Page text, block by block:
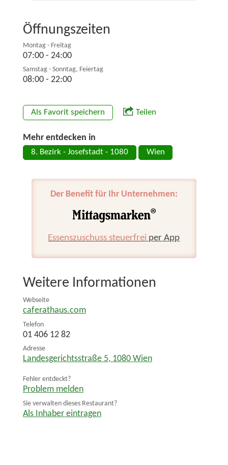
Öffnungszeiten
Montag - Freitag
07:00 - 24:00
Samstag - Sonntag, Feiertag
08:00 - 22:00
Als Favorit speichern Teilen
Mehr entdecken in
8. Bezirk - Josefstadt - 1080 Wien
Der Benefit für Ihr Unternehmen:
Essenszuschuss steuerfrei per App
Weitere Informationen
Webseite
caferathaus.com
Telefon
01 406 12 82
Adresse
Landesgerichtsstraße 5, 1080 Wien
Fehler entdeckt?
Problem melden
Sie verwalten dieses Restaurant?
Als Inhaber eintragen